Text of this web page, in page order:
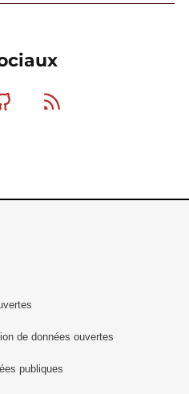
Github
de données ouvertes
publiques